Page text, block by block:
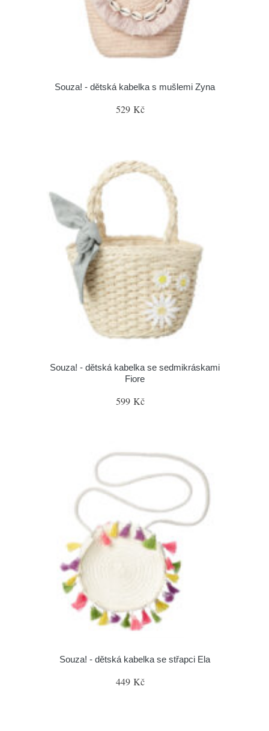
Souza! - dětská kabelka s mušlemi Zyna
529 Kč
Souza! - dětská kabelka se sedmikráskami
Fiore
599 Kč
Souza! - dětská kabelka se střapci Ela
449 Kč